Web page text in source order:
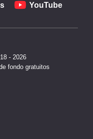
YouTube
- 2026
fondo gratuitos